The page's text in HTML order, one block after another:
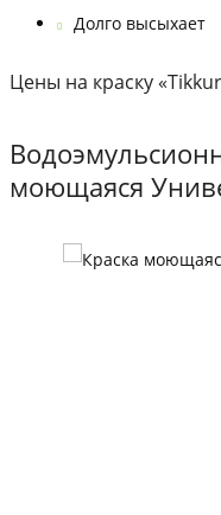
Долго высыхает
Цены на краску
моющаяся